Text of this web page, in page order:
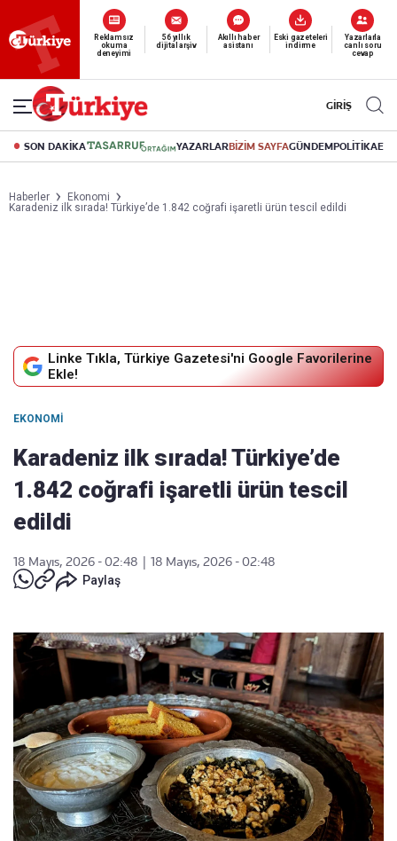
Yeni nesil dijital
abonelik 19 TL’den başlayan fiyatlarla.
GİRİŞ
SON DAKİKA YAZARLARBİZİM SAYFAGÜNDEMPOLİTİKA
Haberler
Ekonomi
Karadeniz ilk sırada! Türkiye’de 1.842 coğrafi işaretli ürün tescil edildi
Linke Tıkla, Türkiye Gazetesi'ni Google Favorilerine
Ekle!
EKONOMI
Karadeniz ilk sırada! Türkiye’de
1.842 coğrafi işaretli ürün tescil
edildi
18 Mayıs, 2026 - 02:48
18 Mayıs, 2026 - 02:48
Paylaş